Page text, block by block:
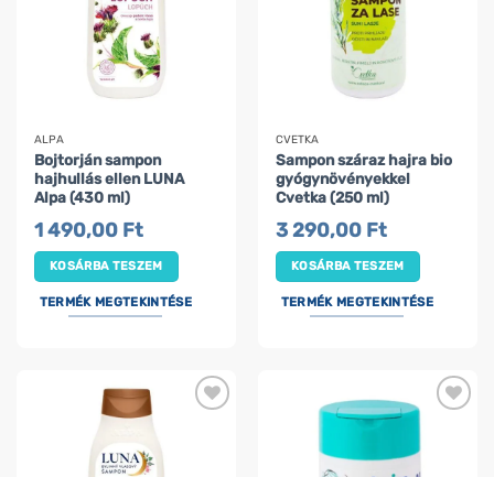
ALPA
Bojtorján sampon
hajhullás ellen LUNA
Alpa (430 ml)
1 490,00 Ft
KOSÁRBA TESZEM
TERMÉK MEGTEKINTÉSE
CVETKA
Sampon száraz hajra bio
gyógynövényekkel
Cvetka (250 ml)
3 290,00 Ft
KOSÁRBA TESZEM
TERMÉK MEGTEKINTÉSE